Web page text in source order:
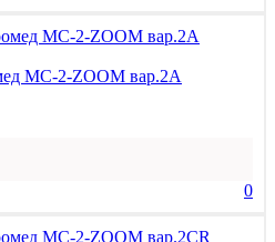
MC-2-ZOOM вар.2A
0